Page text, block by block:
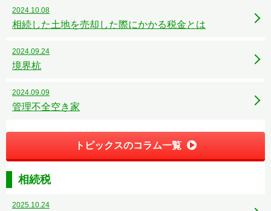
2024.10.08
相続した土地を売却した際にかかる税金とは
2024.09.24
境界杭
2024.09.09
管理不全空き家
トピックスのコラム一覧
相続税
2025.10.24